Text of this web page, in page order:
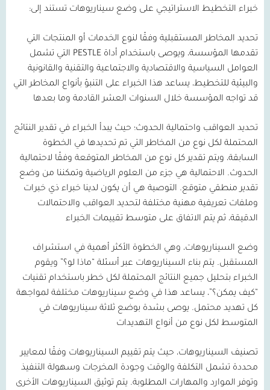
خبراء التخطيط الاستراتيجي على وضع سيناريوهات تستند إلى:
تحديد المخاطر المستقبلية وفقًا لنوع الخدمات أو المنتجات التي
تقدمها المؤسسة، ويوصى باستخدام أداة PESTLE التي تشمل
العوامل السياسية والاقتصادية والاجتماعية والتقنية والقانونية
والبيئية للتخطيط، يساعد هذا الخبراء على التنبؤ بأنواع المخاطر التي
قد تواجه المؤسسة خلال السنوات العشر القادمة وما بعدها
تحديد العواقب واحتمالية الحدوث؛ حيث يبدأ الخبراء في تقدير النتائج
المحتملة لكل نوع من المخاطر التي تم تحديدها في الخطوة
السابقة، ويتم تقدير كل نوع من المخاطر المتوقعة وفقًا لاحتمالية
الحدوث. الاحتمالية هي جزء من العلوم الرياضية وتمكننا من وضع
تقدير منطقي متوقع. التوصية هي أن يكون لدينا خبراء ذي خبرات
وملفات تعريفية مهنية مختلفة لتحديد العواقب والاحتمالات
الدقيقة، ثم يتم الاتفاق على متوسط تقييمات الخبراء
وضع السيناريوهات، وهي الخطوة الأكثر أهمية في استشراف
المستقبل. يتم بناء السيناريوهات عبر أسئلة “ماذا لو؟” ويقوم
الخبراء بتحليل جميع النتائج المحتملة لكل خطر باستخدام تقنيات
“كيف يمكن؟”، يساعد هذا في وضع سيناريوهات مختلفة لمواجهة
كل تهديد محتمل. يوصى بشدة بوضع ثلاثة سيناريوهات في
المتوسط لكل نوع من أنواع التهديدات
تصنيف السيناريوهات، حيث يتم تقييم السيناريوهات وفقًا لمعايير
محددة تشمل التكلفة والوقت وجودة المخرجات وسهولة التنفيذ
وتوفر الموارد والمهارات المطلوبة. يتم توثيق السيناريوهات الأخرى